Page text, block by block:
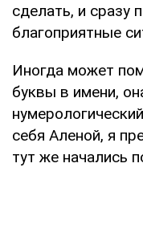
сделать, и сразу
благоприятные
Иногда может
буквы в имени,
себя Аленой, я
тут же начались